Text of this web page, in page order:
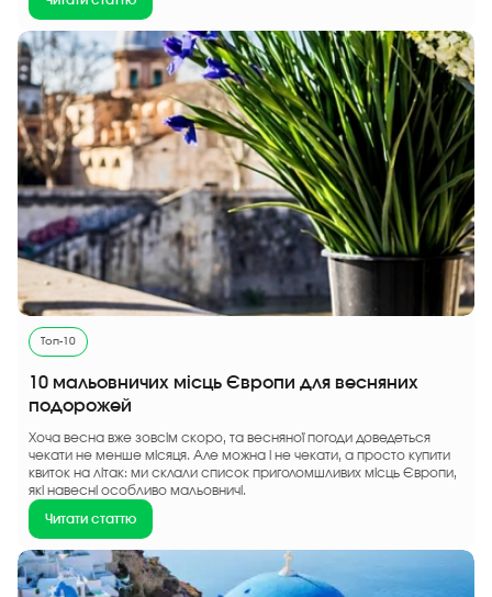
Топ-10
10 мальовничих місць Європи для весняних
подорожей
Хоча весна вже зовсім скоро, та весняної погоди доведеться
чекати не менше місяця. Але можна і не чекати, а просто купити
квиток на літак: ми склали список приголомшливих місць Європи,
які навесні особливо мальовничі.
Читати статтю